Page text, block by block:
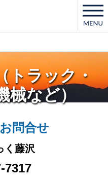
トラック・
械など）
問合せ
く藤沢
7317